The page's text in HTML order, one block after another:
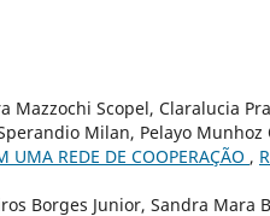
Mazzochi Scopel, Claralucia
Milan, Pelayo Munhoz
UMA REDE DE COOPERAÇÃO ,
Borges Junior, Sandra Mara